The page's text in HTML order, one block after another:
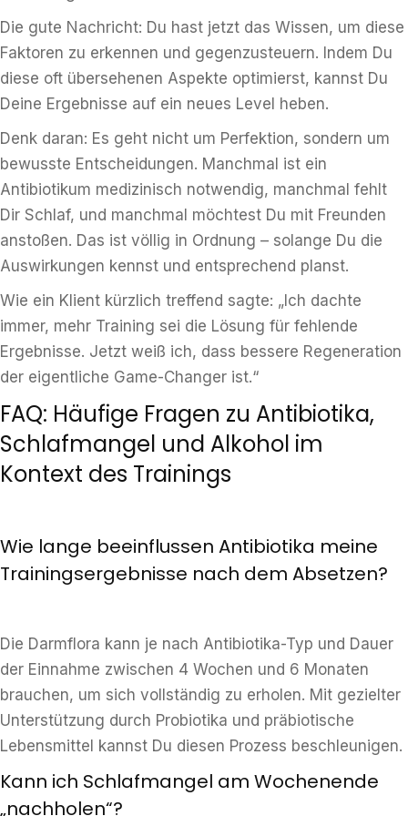
Die gute Nachricht: Du hast jetzt das Wissen, um diese
Faktoren zu erkennen und gegenzusteuern. Indem Du
diese oft übersehenen Aspekte optimierst, kannst Du
Deine Ergebnisse auf ein neues Level heben.
Denk daran: Es geht nicht um Perfektion, sondern um
bewusste Entscheidungen. Manchmal ist ein
Antibiotikum medizinisch notwendig, manchmal fehlt
Dir Schlaf, und manchmal möchtest Du mit Freunden
anstoßen. Das ist völlig in Ordnung – solange Du die
Auswirkungen kennst und entsprechend planst.
Wie ein Klient kürzlich treffend sagte: „Ich dachte
immer, mehr Training sei die Lösung für fehlende
Ergebnisse. Jetzt weiß ich, dass bessere Regeneration
der eigentliche Game-Changer ist.“
FAQ: Häufige Fragen zu Antibiotika,
Schlafmangel und Alkohol im
Kontext des Trainings
Wie lange beeinflussen Antibiotika meine
Trainingsergebnisse nach dem Absetzen?
Die Darmflora kann je nach Antibiotika-Typ und Dauer
der Einnahme zwischen 4 Wochen und 6 Monaten
brauchen, um sich vollständig zu erholen. Mit gezielter
Unterstützung durch Probiotika und präbiotische
Lebensmittel kannst Du diesen Prozess beschleunigen.
Kann ich Schlafmangel am Wochenende
„nachholen“?